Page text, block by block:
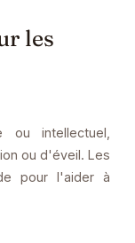
les
ou intellectuel,
ou d'éveil. Les
pour l'aider à